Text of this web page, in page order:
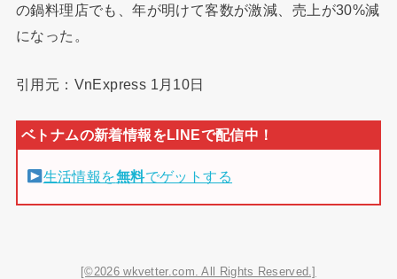
の鍋料理店でも、年が明けて客数が激減、売上が30%減
になった。
引用元：VnExpress 1月10日
生活情報を無料でゲットする
[©2026 wkvetter.com. All Rights Reserved.]